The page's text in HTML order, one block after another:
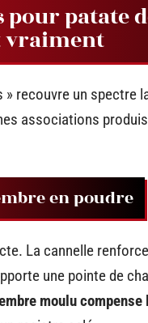
pour patate
» recouvre un spectre
associations
en poudre
La cannelle
une pointe de
moulu